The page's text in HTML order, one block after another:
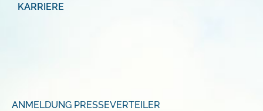
KARRIERE
ANMELDUNG PRESSEVERTEILER